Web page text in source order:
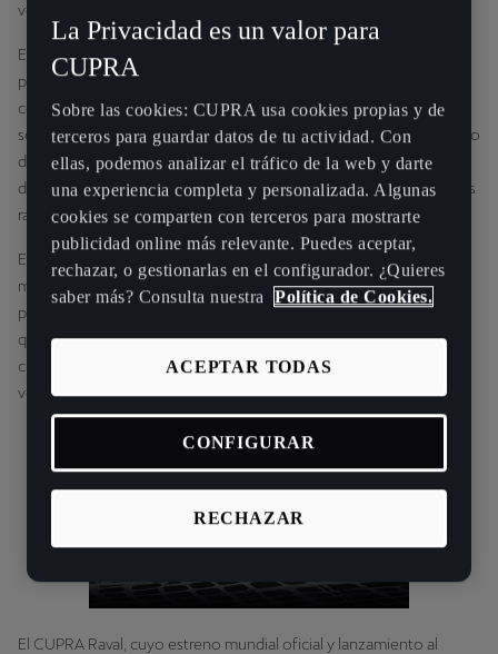
vehículos eléctricos compactos.
El director general en funciones de CUPRA, Markus Haupt, hizo la
presentación y mostró un Raval de producción en serie cubierto
con una exclusiva envoltura de vinilo. El diseño tipo camuflaje no
solo era para disimular; era un homenaje, con un mapa esquemático
del barrio del Raval de Barcelona, que da nombre al coche. Este
detalle subraya la profunda conexión entre la marca y sus dinámicas
raíces urbanas.
El CUPRA Raval no es solo un coche: es la revelación de una
mentalidad forjada en las calles. Aunque el conductor nunca haya
paseado por El Raval de Barcelona, sí ha vivido su espíritu cada vez
que desafió las normas, siguió sus instintos o se mantuvo firme
cuando nadie más lo hacía. Este es el momento de sentirlo de
verdad e ir más allá: más allá de la rebeldía, el Raval:
El CUPRA Raval, cuyo estreno mundial oficial y lanzamiento al
La Privacidad es un valor para
CUPRA
Sobre las cookies: CUPRA usa cookies propias y de
terceros para guardar datos de tu actividad. Con
ellas, podemos analizar el tráfico de la web y darte
una experiencia completa y personalizada. Algunas
cookies se comparten con terceros para mostrarte
publicidad online más relevante. Puedes aceptar,
rechazar, o gestionarlas en el configurador. ¿Quieres
saber más? Consulta nuestra Política de Cookies.
RECHAZAR
ACEPTAR TODAS
CONFIGURAR